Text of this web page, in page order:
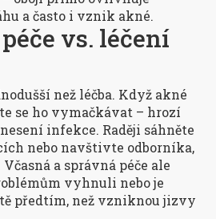
a často i vznik akné.
vs. léčení
než léčba. Když akné
se ho vymačkávat – hrozí
infekce. Raději sáhněte
nebo navštivte odborníka,
a správná péče ale
vyhnuli nebo je
předtím, než vzniknou jizvy